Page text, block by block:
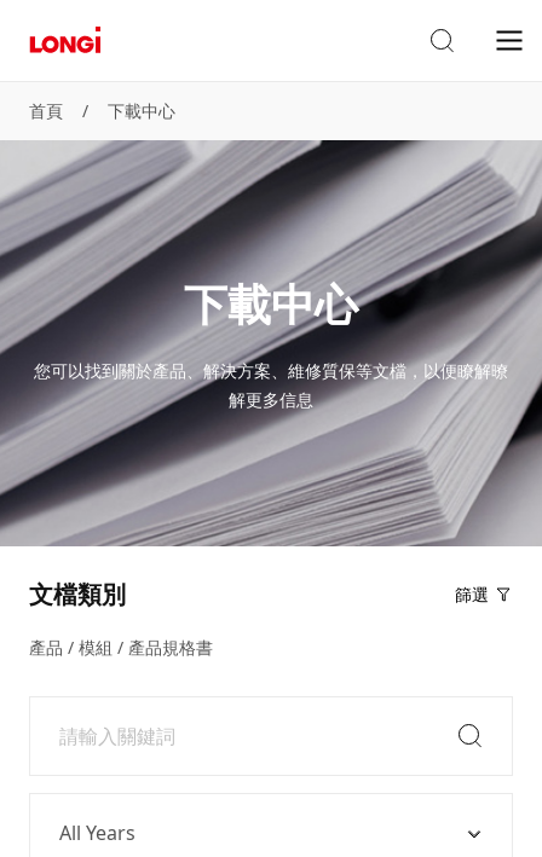
首頁 / 下載中心
下載中心
您可以找到關於產品、解決方案、維修質保等文檔，以便瞭解暸
解更多信息
文檔類別 篩選
產品 / 模組 / 產品規格書